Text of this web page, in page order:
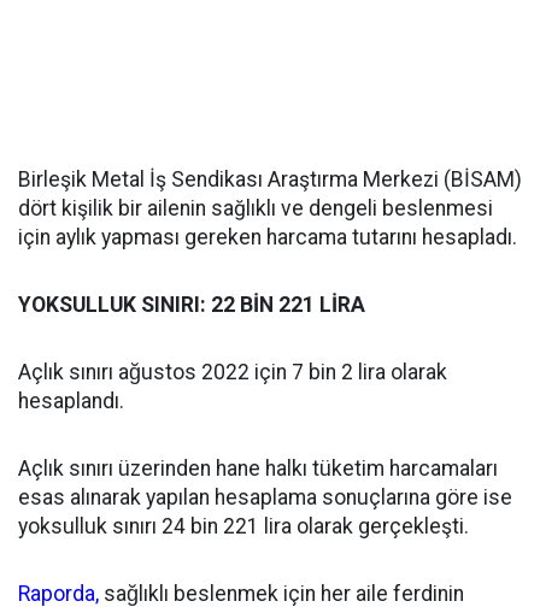
Birleşik Metal İş Sendikası Araştırma Merkezi (BİSAM)
dört kişilik bir ailenin sağlıklı ve dengeli beslenmesi
için aylık yapması gereken harcama tutarını hesapladı.
YOKSULLUK SINIRI: 22 BİN 221 LİRA
Açlık sınırı ağustos 2022 için 7 bin 2 lira olarak
hesaplandı.
Açlık sınırı üzerinden hane halkı tüketim harcamaları
esas alınarak yapılan hesaplama sonuçlarına göre ise
yoksulluk sınırı 24 bin 221 lira olarak gerçekleşti.
Raporda, sağlıklı beslenmek için her aile ferdinin